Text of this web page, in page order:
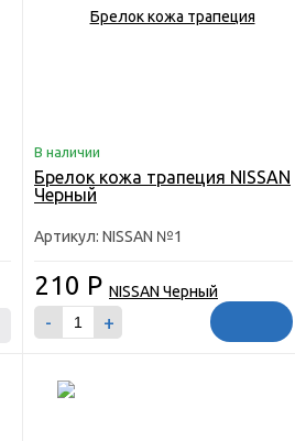
В наличии
Брелок кожа трапеция NISSAN
Черный
Артикул: NISSAN №1
210 Р
- +